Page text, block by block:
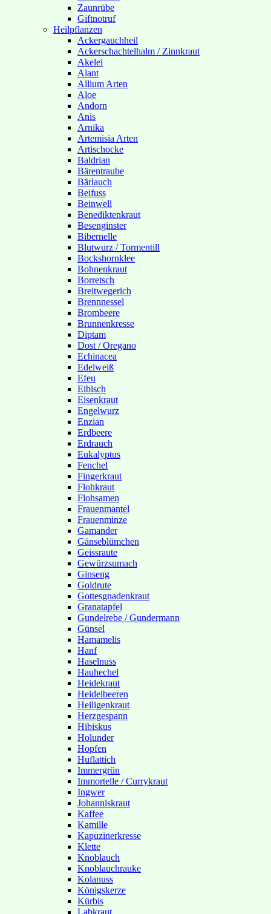
Zaunrübe
Giftnotruf
Heilpflanzen
Ackergauchheil
Ackerschachtelhalm / Zinnkraut
Akelei
Alant
Allium Arten
Aloe
Andorn
Anis
Arnika
Artemisia Arten
Artischocke
Baldrian
Bärentraube
Bärlauch
Beifuss
Beinwell
Benediktenkraut
Besenginster
Bibernelle
Blutwurz / Tormentill
Bockshornklee
Bohnenkraut
Borretsch
Breitwegerich
Brennnessel
Brombeere
Brunnenkresse
Diptam
Dost / Oregano
Echinacea
Edelweiß
Efeu
Eibisch
Eisenkraut
Engelwurz
Enzian
Erdbeere
Erdrauch
Eukalyptus
Fenchel
Fingerkraut
Flohkraut
Flohsamen
Frauenmantel
Frauenminze
Gamander
Gänseblümchen
Geissraute
Gewürzsumach
Ginseng
Goldrute
Gottesgnadenkraut
Granatapfel
Gundelrebe / Gundermann
Günsel
Hamamelis
Hanf
Haselnuss
Hauhechel
Heidekraut
Heidelbeeren
Heiligenkraut
Herzgespann
Hibiskus
Holunder
Hopfen
Huflattich
Immergrün
Immortelle / Currykraut
Ingwer
Johanniskraut
Kaffee
Kamille
Kapuzinerkresse
Klette
Knoblauch
Knoblauchrauke
Kolanuss
Königskerze
Kürbis
Labkraut